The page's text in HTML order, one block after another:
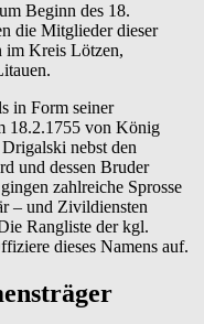
Beginn des 18.
die Mitglieder dieser
im Kreis Lötzen,
in Form seiner
18.2.1755 von König
nebst den
und dessen Bruder
zahlreiche Sprosse
– und Zivildiensten
Rangliste der kgl.
dieses Namens auf.